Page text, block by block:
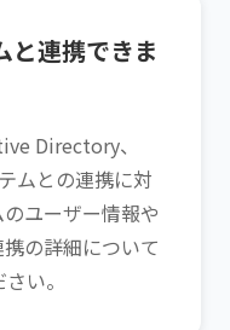
と連携できま
Directory、
ムとの連携に対
ユーザー情報や
の詳細について
い。